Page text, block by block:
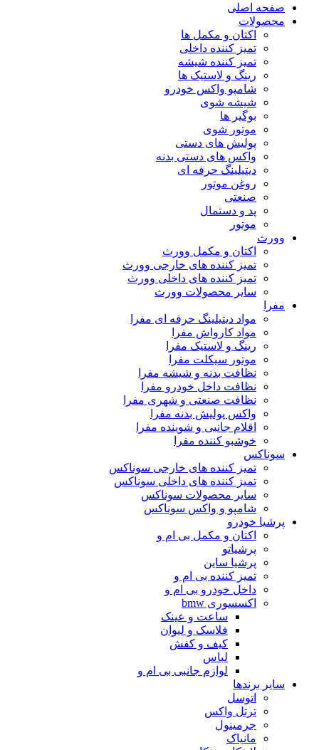
صفحه اصلی
محصولات
اکتان و مکمل ها
تمیز کننده داخلی
تمیز کننده شیشه
رینگ و لاستیک ها
شامپو واکس خودرو
شیشه شوی
بوگیر ها
موتور شوی
پولیش های دستی
واکس های دستی بدنه
دیتیلینگ حرفه ای
روغن موتور
صنعتی
پد و دستمال
موتور
وورث
اکتان و مکمل وورث
تمیز کننده های خارجی وورث
تمیز کننده های داخلی وورث
سایر محصولات وورث
مفرا
مواد دیتیلینگ حرفه ای مفرا
مواد کارواش مفرا
رینگ و لاستیک مفرا
موتور سیکلت مفرا
نظافت بدنه و شیشه مفرا
نظافت داخل خودرو مفرا
نظافت صنعتی و شهری مفرا
واکس پولیش بدنه مفرا
اقلام جانبی و شوینده مفرا
خوشبو کننده مفرا
سوناکس
تمیز کننده های خارجی سوناکس
تمیز کننده های داخلی سوناکس
سایر محصولات سوناکس
شامپو و واکس سوناکس
پرشیا خودرو
اکتان و مکمل بی ام و
پرشیاتو
پرشیا ساین
تمیز کننده بی ام و
داخل خودرو بی ام و
اکسسوری bmw
ساعت و عینک
فلاسک و لیوان
کیف و کفش
لباس
لوازم جانبی بی ام و
سایر برندها
اتوسل
ترتل واکس
جرمینول
مانیاک